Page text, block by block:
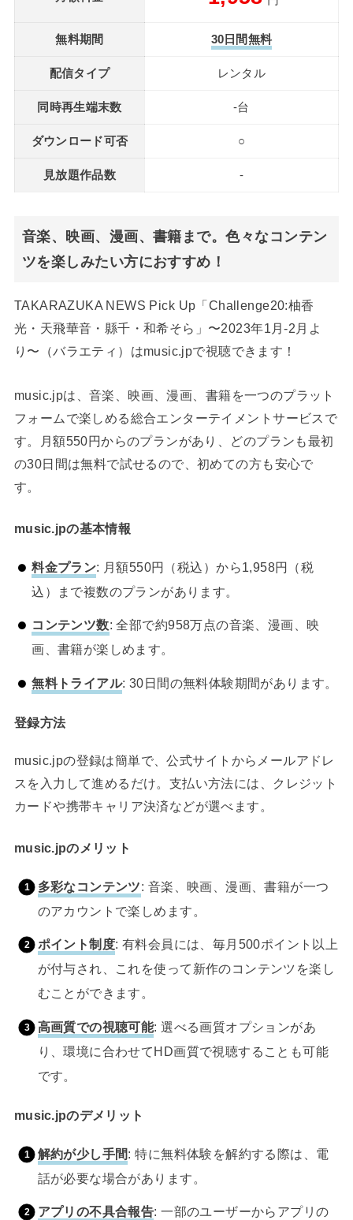
無料期間 30日間無料
配信タイプ レンタル
同時再生端末数 -台
ダウンロード可否 ○
見放題作品数 -
音楽、映画、漫画、書籍まで。色々なコンテン
ツを楽しみたい方におすすめ！
TAKARAZUKA NEWS Pick Up「Challenge20:柚香
光・天飛華音・縣千・和希そら」〜2023年1月-2月よ
り〜（バラエティ）はmusic.jpで視聴できます！
music.jpは、音楽、映画、漫画、書籍を一つのプラット
フォームで楽しめる総合エンターテイメントサービスで
す。月額550円からのプランがあり、どのプランも最初
の30日間は無料で試せるので、初めての方も安心で
す。
music.jpの基本情報
料金プラン: 月額550円（税込）から1,958円（税
込）まで複数のプランがあります。
コンテンツ数: 全部で約958万点の音楽、漫画、映
画、書籍が楽しめます。
無料トライアル: 30日間の無料体験期間があります。
登録方法
music.jpの登録は簡単で、公式サイトからメールアドレ
スを入力して進めるだけ。支払い方法には、クレジット
カードや携帯キャリア決済などが選べます。
music.jpのメリット
多彩なコンテンツ: 音楽、映画、漫画、書籍が一つ
のアカウントで楽しめます。
ポイント制度: 有料会員には、毎月500ポイント以上
が付与され、これを使って新作のコンテンツを楽し
むことができます。
高画質での視聴可能: 選べる画質オプションがあ
り、環境に合わせてHD画質で視聴することも可能
です。
music.jpのデメリット
解約が少し手間: 特に無料体験を解約する際は、電
話が必要な場合があります。
アプリの不具合報告: 一部のユーザーからアプリの